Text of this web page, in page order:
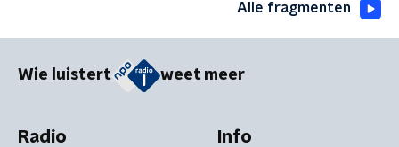
Alle fragmenten
Wie luistert weet meer
Radio Info